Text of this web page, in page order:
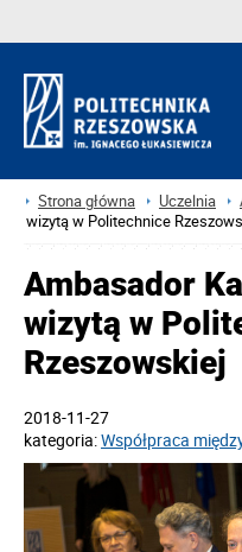
Strona główna Uczelnia
wizytą w Politechnice
Ambasador
wizytą w
Rzeszowskiej
2018-11-27
kategoria:Współpraca